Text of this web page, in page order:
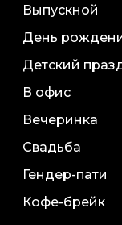
Выпускной
День
Детский
В офис
Вечеринка
Свадьба
Гендер-пати
Кофе-брейк